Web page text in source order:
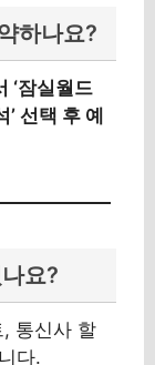
하나요?
‘잠실월드
선택 후 예
요?
통신사 할
다.